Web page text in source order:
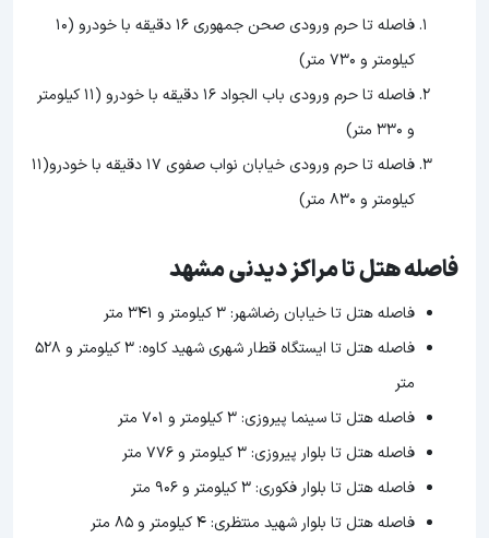
فاصله تا حرم ورودی صحن جمهوری 16 دقیقه با خودرو (10
کیلومتر و 730 متر)
فاصله تا حرم ورودی باب الجواد 16 دقیقه با خودرو (11 کیلومتر
و 330 متر)
فاصله تا حرم ورودی خیابان نواب صفوی 17 دقیقه با خودرو(11
کیلومتر و 830 متر)
فاصله هتل تا مراکز دیدنی مشهد
فاصله هتل تا خيابان رضاشهر: ۳ کیلومتر و ۳۴۱ متر
فاصله هتل تا ایستگاه قطار شهری شهید کاوه: ۳ کیلومتر و ۵۲۸
متر
فاصله هتل تا سینما پیروزی: ۳ کیلومتر و ۷۰۱ متر
فاصله هتل تا بلوار پیروزی: ۳ کیلومتر و ۷۷۶ متر
فاصله هتل تا بلوار فکوری: ۳ کیلومتر و ۹۰۶ متر
فاصله هتل تا بلوار شهید منتظری: ۴ کیلومتر و ۸۵ متر